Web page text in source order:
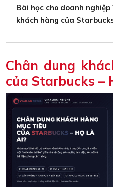
Bài học cho doanh
khách hàng của Starbucks
Chân dung
của Starbucks –